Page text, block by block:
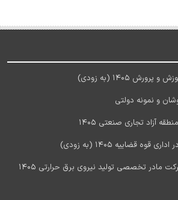
1405 (به زودی)
و نمونه دولتی
آزاد تجاری صنعتی 1405
قضاییه 1405 (به زودی)
آخرین اخبار استخدام شرکت مادر تخصصی تولید نیروی برق حرارتی 1405